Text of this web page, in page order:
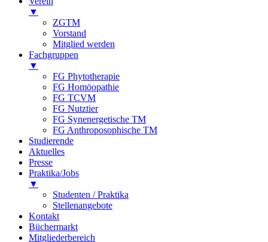
▼
ZGTM
Vorstand
Mitglied werden
Fachgruppen
▼
FG Phytotherapie
FG Homöopathie
FG TCVM
FG Nutztier
FG Synenergetische TM
FG Anthroposophische TM
Studierende
Aktuelles
Presse
Praktika/Jobs
▼
Studenten / Praktika
Stellenangebote
Kontakt
Büchermarkt
Mitgliederbereich